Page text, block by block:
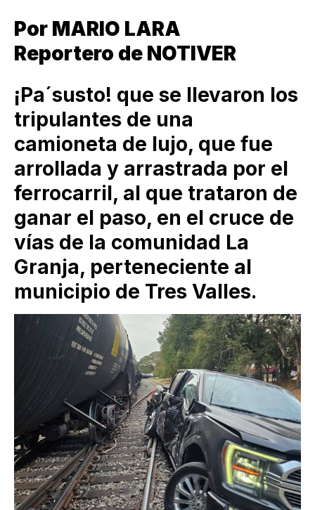
Por MARIO LARA
Reportero de NOTIVER
¡Pa´susto! que se llevaron los
tripulantes de una
camioneta de lujo, que fue
arrollada y arrastrada por el
ferrocarril, al que trataron de
ganar el paso, en el cruce de
vías de la comunidad La
Granja, perteneciente al
municipio de Tres Valles.